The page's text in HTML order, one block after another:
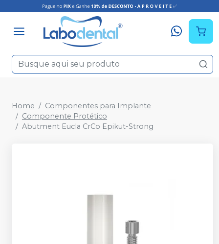
Home
Componentes para Implante
Componente Protético
Abutment Eucla CrCo Epikut-Strong